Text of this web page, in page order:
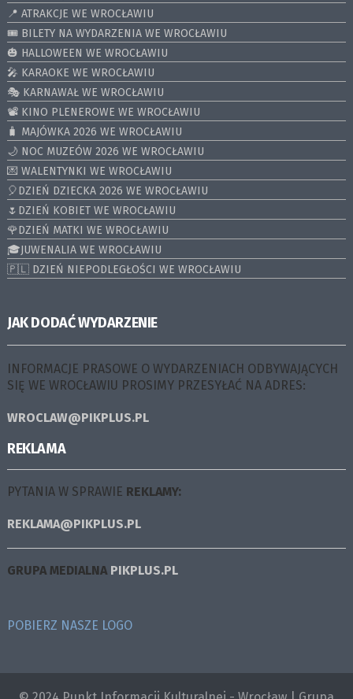
📍 ATRAKCJE WE WROCŁAWIU
🎟️ BILETY NA WYDARZENIA WE WROCŁAWIU
🎃 HALLOWEEN WE WROCŁAWIU
🎤 KARAOKE WE WROCŁAWIU
🎭 KARNAWAŁ WE WROCŁAWIU
📽️ KINO PLENEROWE WE WROCŁAWIU
🧳 MAJÓWKA 2026 WE WROCŁAWIU
🌙 NOC MUZEÓW 2026 WE WROCŁAWIU
💌 WALENTYNKI WE WROCŁAWIU
🎈DZIEŃ DZIECKA 2026 WE WROCŁAWIU
🌷DZIEŃ KOBIET WE WROCŁAWIU
🌹DZIEŃ MATKI WE WROCŁAWIU
🎓JUWENALIA WE WROCŁAWIU
🇵🇱 DZIEŃ NIEPODLEGŁOŚCI WE WROCŁAWIU
JAK DODAĆ WYDARZENIE
INFORMACJE PRASOWE O WYDARZENIACH ODBYWAJĄCYCH
SIĘ WE WROCŁAWIU PROSIMY PRZESYŁAĆ NA ADRES:
WROCLAW@PIKPLUS.PL
REKLAMA
PYTANIA W SPRAWIE REKLAMY:
REKLAMA@PIKPLUS.PL
GRUPA MEDIALNA PIKPLUS.PL
POBIERZ NASZE LOGO